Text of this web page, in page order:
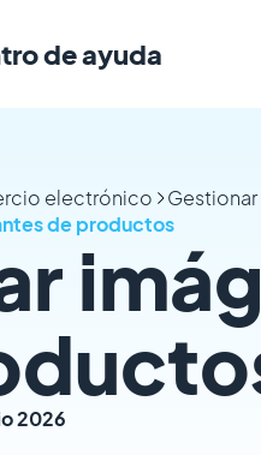
de ayuda
electrónico
de productos
2026